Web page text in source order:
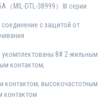
（MIL-DTL-38999）Ⅲ серии
с защитой от
укомплектованы 8# 2-жильным
контактом,
контактом, высокочастотным
контактом